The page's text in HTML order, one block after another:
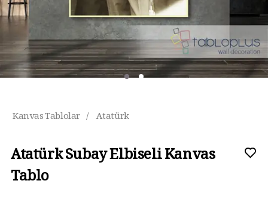
Kanvas Tablolar / Atatürk
Atatürk Subay Elbiseli Kanvas
Tablo